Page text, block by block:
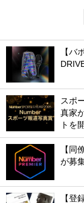
【バ
スポ
真家
トを
【同
が募
【登